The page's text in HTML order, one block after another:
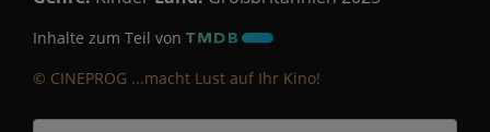
Inhalte zum Teil von
© CINEPROG ...macht Lust auf Ihr Kino!